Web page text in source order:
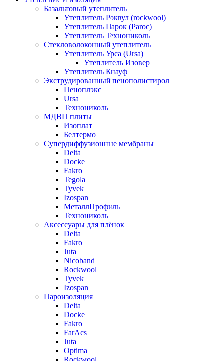
Базальтовый утеплитель
Утеплитель Роквул (rockwool)
Утеплитель Парок (Paroc)
Утеплитель Технониколь
Стекловолоконный утеплитель
Утеплитель Урса (Ursa)
Утеплитель Изовер
Утеплитель Кнауф
Экструдированный пенополистирол
Пеноплэкс
Ursa
Технониколь
МДВП плиты
Изоплат
Белтермо
Супердиффузионные мембраны
Delta
Docke
Fakro
Tegola
Tyvek
Izospan
МеталлПрофиль
Технониколь
Аксессуары для плёнок
Delta
Fakro
Juta
Nicoband
Rockwool
Tyvek
Izospan
Пароизоляция
Delta
Docke
Fakro
FarAcs
Juta
Optima
Rockwool